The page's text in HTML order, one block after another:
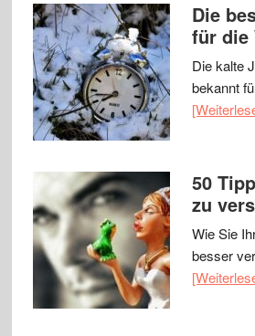
Die
für die
Die kalte
bekannt
50
zu
Wie Sie
besser